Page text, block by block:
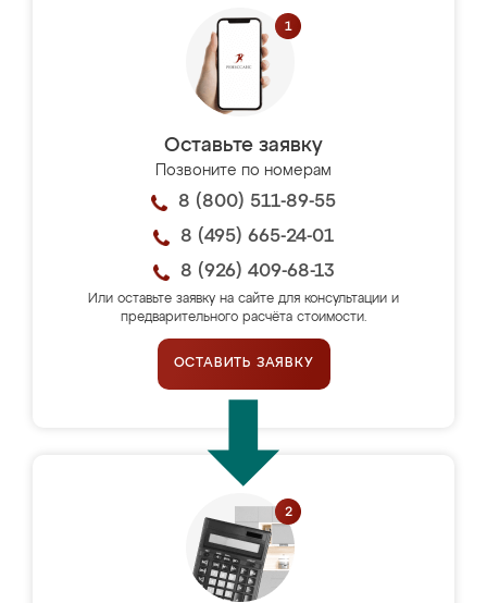
Оставьте заявку
Позвоните по номерам
8 (800) 511-89-55
8 (495) 665-24-01
8 (926) 409-68-13
Или оставьте заявку на сайте для консультации и
предварительного расчёта стоимости.
ОСТАВИТЬ ЗАЯВКУ